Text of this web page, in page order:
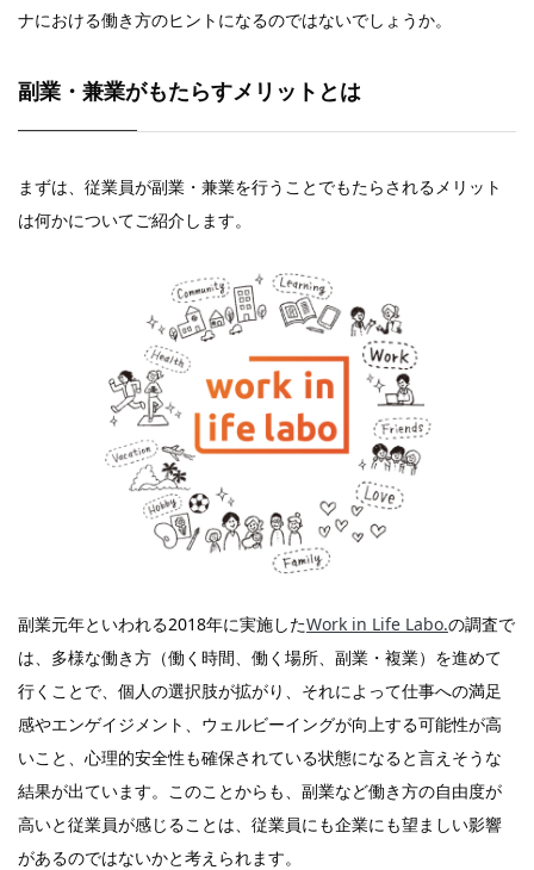
ナにおける働き方のヒントになるのではないでしょうか。
副業・兼業がもたらすメリットとは
まずは、従業員が副業・兼業を行うことでもたらされるメリット
は何かについてご紹介します。
副業元年といわれる2018年に実施したWork in Life Labo.の調査で
は、多様な働き方（働く時間、働く場所、副業・複業）を進めて
行くことで、個人の選択肢が拡がり、それによって仕事への満足
感やエンゲイジメント、ウェルビーイングが向上する可能性が高
いこと、心理的安全性も確保されている状態になると言えそうな
結果が出ています。このことからも、副業など働き方の自由度が
高いと従業員が感じることは、従業員にも企業にも望ましい影響
があるのではないかと考えられます。